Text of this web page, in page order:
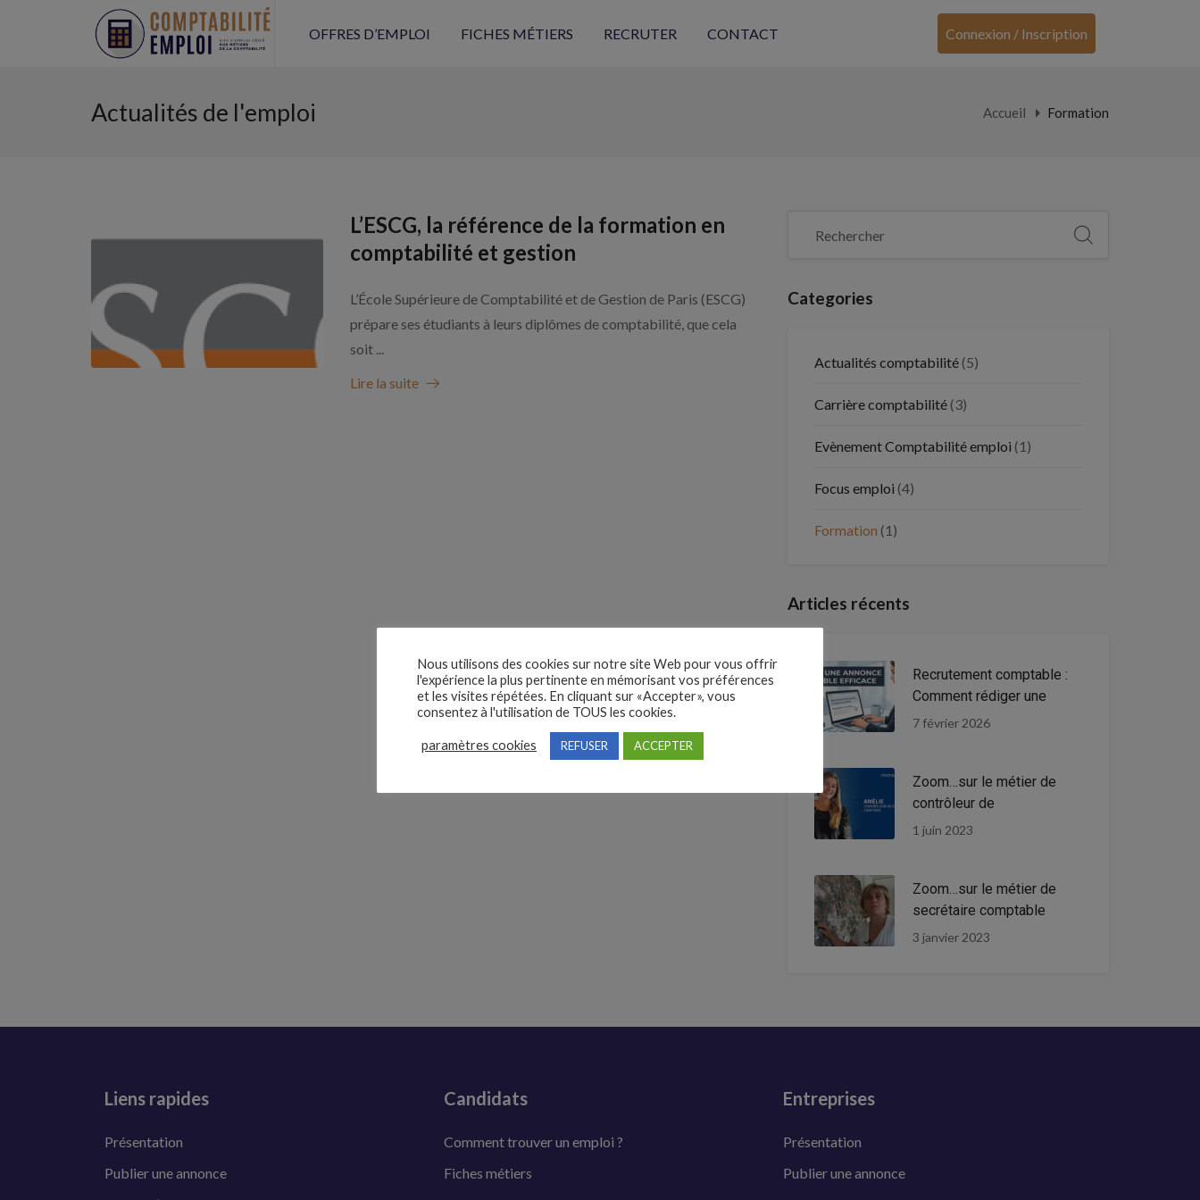
OFFRES D’EMPLOI FICHES MÉTIERS RECRUTER CONTACT Connexion / Inscription
Actualités de l'emploi Accueil Formation
L’ESCG, la référence de la formation en
comptabilité et gestion
L’École Supérieure de Comptabilité et de Gestion de Paris (ESCG)
prépare ses étudiants à leurs diplômes de comptabilité, que cela
soit ...
Lire la suite
Categories
Actualités comptabilité (5)
Carrière comptabilité (3)
Evènement Comptabilité emploi (1)
Focus emploi (4)
Formation (1)
Articles récents
Recrutement comptable :
Comment rédiger une
7 février 2026
Zoom…sur le métier de
contrôleur de
1 juin 2023
Zoom…sur le métier de
secrétaire comptable
3 janvier 2023
Liens rapides
Présentation
Publier une annonce
Candidats
Comment trouver un emploi ?
Fiches métiers
Entreprises
Présentation
Publier une annonce
Nous utilisons des cookies sur notre site Web pour vous offrir
l'expérience la plus pertinente en mémorisant vos préférences
et les visites répétées. En cliquant sur «Accepter», vous
consentez à l'utilisation de TOUS les cookies.
paramètres cookies REFUSER ACCEPTER